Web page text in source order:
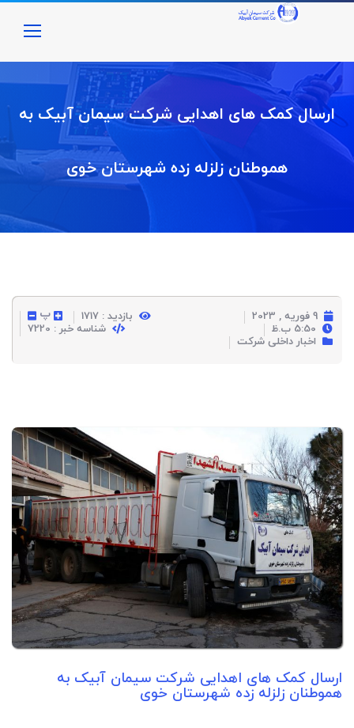
ارسال کمک های اهدایی شرکت سیمان آبیک به
هموطنان زلزله زده شهرستان خوی
9 فوریه , 2023
5:50 ب.ظ
اخبار داخلی شرکت
بازدید : 1717 پ
شناسه خبر : 7220
ارسال کمک های اهدایی شرکت سیمان آبیک به
هموطنان زلزله زده شهرستان خوی